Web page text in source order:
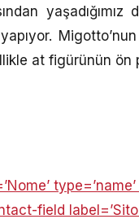
at figürünün ön
field